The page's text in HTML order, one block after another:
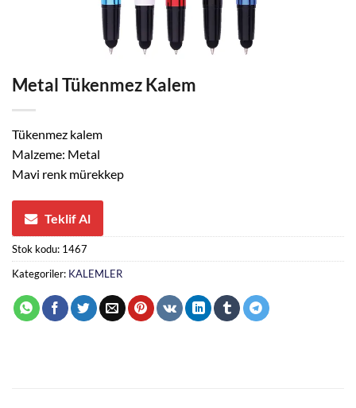
Metal Tükenmez Kalem
Tükenmez kalem
Malzeme: Metal
Mavi renk mürekkep
Teklif Al
Stok kodu: 1467
Kategoriler: KALEMLER